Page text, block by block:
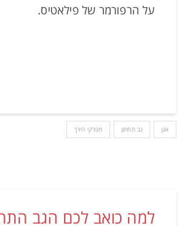
על הרפורמר של פילאטיס.
אגן גב תחתון מפרקי הירך
למה כואב לכם הגב